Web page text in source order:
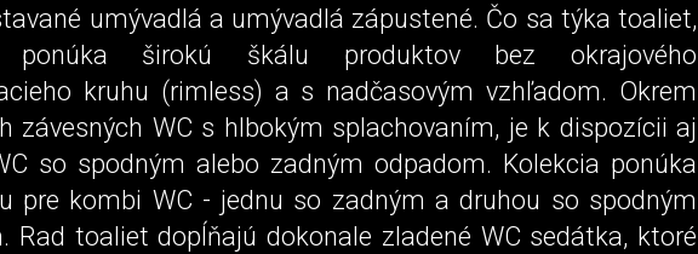
umývadlá a umývadlá zápustené. Čo sa týka toaliet,
ponúka širokú škálu produktov bez okrajového
kruhu (rimless) a s nadčasovým vzhľadom. Okrem
závesných WC s hlbokým splachovaním, je k dispozícii aj
so spodným alebo zadným odpadom. Kolekcia ponúka
pre kombi WC - jednu so zadným a druhou so spodným
Rad toaliet dopĺňajú dokonale zladené WC sedátka, ktoré